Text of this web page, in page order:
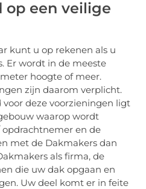
op een veilige
kunt u op rekenen als u
Er wordt in de meeste
hoogte of meer.
zijn daarom verplicht.
deze voorzieningen ligt
waarop wordt
en de
met de Dakmakers dan
als firma, de
die uw dak opgaan en
Uw deel komt er in feite